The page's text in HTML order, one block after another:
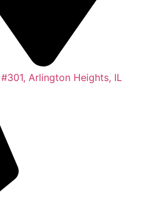
#301, Arlington Heights, IL